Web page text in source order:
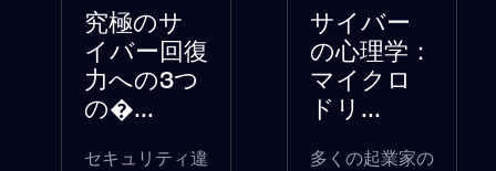
究極のサ
イバー回復
力への3つ
の�...
セキュリティ違
サイバー
の心理学：
マイクロ
ドリ...
多くの起業家の